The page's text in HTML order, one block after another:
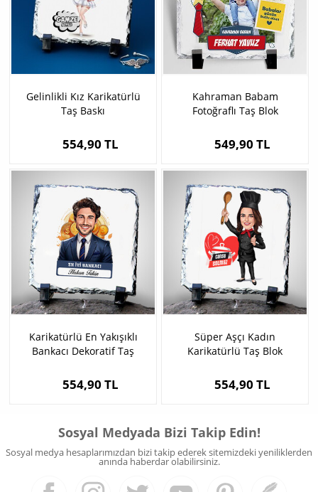
Gelinlikli Kız Karikatürlü
Taş Baskı
554,90 TL
Kahraman Babam
Fotoğraflı Taş Blok
549,90 TL
Karikatürlü En Yakışıklı
Bankacı Dekoratif Taş
554,90 TL
Süper Aşçı Kadın
Karikatürlü Taş Blok
554,90 TL
Sosyal Medyada Bizi Takip Edin!
Sosyal medya hesaplarımızdan bizi takip ederek sitemizdeki yeniliklerden
anında haberdar olabilirsiniz.